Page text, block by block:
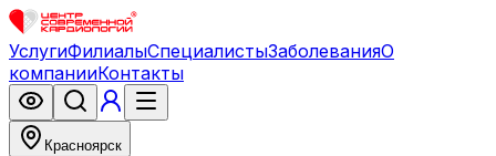
УслугиФилиалыСпециалистыЗаболеванияО
компанииКонтакты
Красноярск